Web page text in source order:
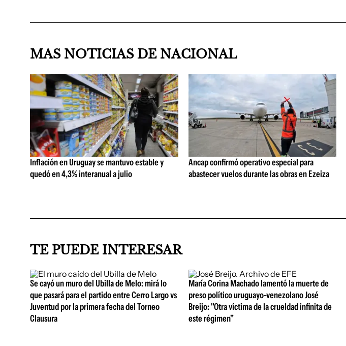
MAS NOTICIAS DE NACIONAL
Inflación en Uruguay se mantuvo estable y
quedó en 4,3% interanual a julio
Ancap confirmó operativo especial para
abastecer vuelos durante las obras en Ezeiza
TE PUEDE INTERESAR
Se cayó un muro del Ubilla de Melo: mirá lo
que pasará para el partido entre Cerro Largo vs
Juventud por la primera fecha del Torneo
Clausura
María Corina Machado lamentó la muerte de
preso político uruguayo-venezolano José
Breijo: "Otra víctima de la crueldad infinita de
este régimen"